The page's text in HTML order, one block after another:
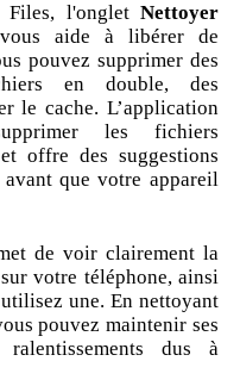
Files, l'onglet Nettoyer
aide à libérer de
pouvez supprimer des
en double, des
le cache. L’application
les fichiers
offre des suggestions
que votre appareil
de voir clairement la
votre téléphone, ainsi
une. En nettoyant
pouvez maintenir ses
dus à